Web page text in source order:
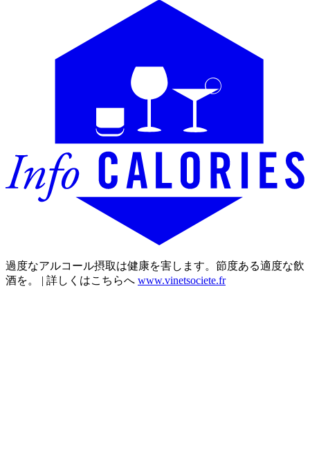
過度なアルコール摂取は健康を害します。節度ある適度な飲
酒を。 | 詳しくはこちらへ www.vinetsociete.fr